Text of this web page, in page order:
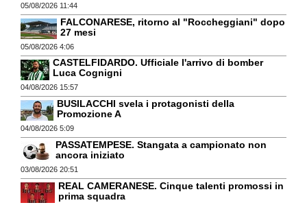
05/08/2026 11:44
FALCONARESE, ritorno al "Roccheggiani" dopo
27 mesi
05/08/2026 4:06
CASTELFIDARDO. Ufficiale l'arrivo di bomber
Luca Cognigni
04/08/2026 15:57
BUSILACCHI svela i protagonisti della
Promozione A
04/08/2026 5:09
PASSATEMPESE. Stangata a campionato non
ancora iniziato
03/08/2026 20:51
REAL CAMERANESE. Cinque talenti promossi in
prima squadra